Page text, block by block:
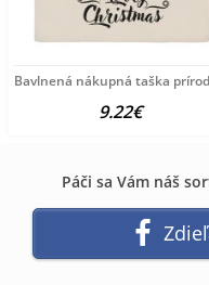
Bavlnená nákupná taška
9.22€
Páči sa Vám náš